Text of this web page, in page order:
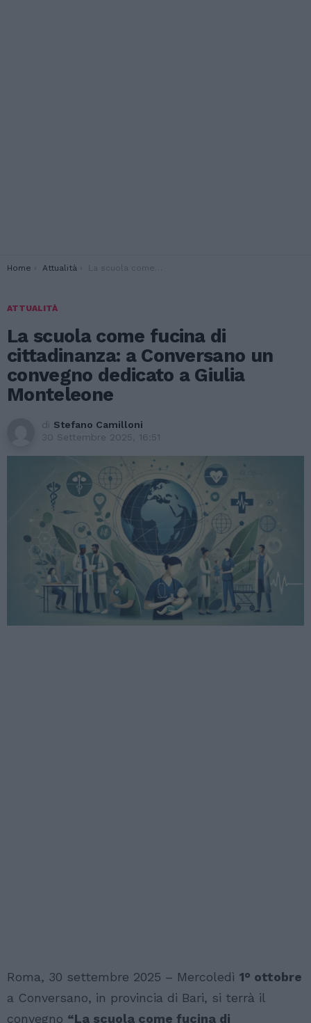
You are here:
Home Attualità La scuola come fucina di cittadinanza: a Conversano un convegno dedicato a Giulia Monteleone
ATTUALITÀ
La scuola come fucina di
cittadinanza: a Conversano un
convegno dedicato a Giulia
Monteleone
di Stefano Camilloni
30 Settembre 2025, 16:51
Roma, 30 settembre 2025 – Mercoledì 1° ottobre
a Conversano, in provincia di Bari, si terrà il
convegno “La scuola come fucina di